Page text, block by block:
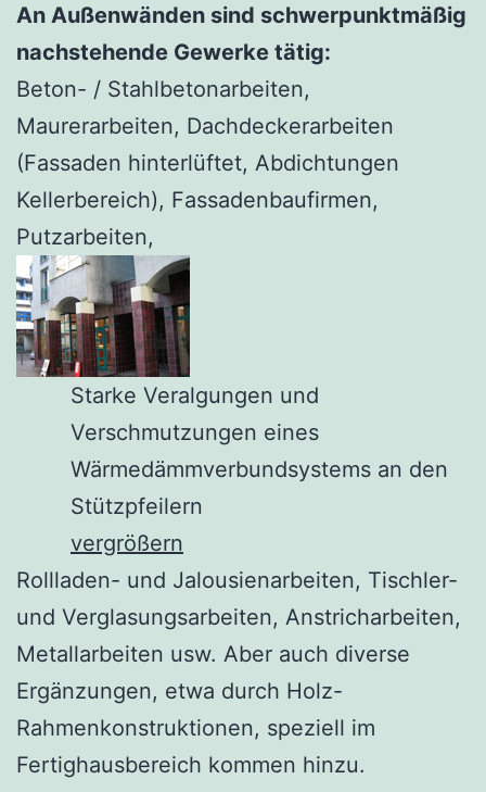
An Außenwänden sind schwerpunktmäßig
nachstehende Gewerke tätig:
Beton- / Stahlbetonarbeiten,
Maurerarbeiten, Dachdeckerarbeiten
(Fassaden hinterlüftet, Abdichtungen
Kellerbereich), Fassadenbaufirmen,
Putzarbeiten,
Starke Veralgungen und
Verschmutzungen eines
Wärmedämmverbundsystems an den
Stützpfeilern
vergrößern
Rollladen- und Jalousienarbeiten, Tischler-
und Verglasungsarbeiten, Anstricharbeiten,
Metallarbeiten usw. Aber auch diverse
Ergänzungen, etwa durch Holz-
Rahmenkonstruktionen, speziell im
Fertighausbereich kommen hinzu.